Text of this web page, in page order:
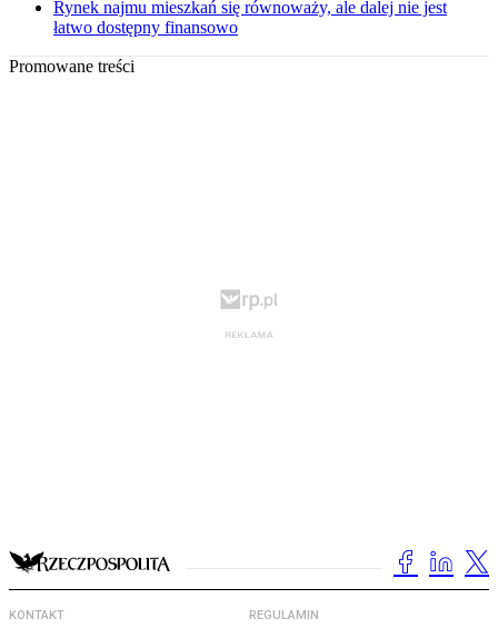
Rynek najmu mieszkań się równoważy, ale dalej nie jest
łatwo dostępny finansowo
Promowane treści
KONTAKT REGULAMIN